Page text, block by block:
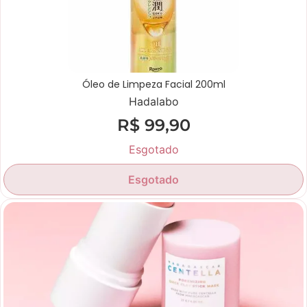
Óleo de Limpeza Facial 200ml
Hadalabo
R$99,90
Esgotado
Esgotado